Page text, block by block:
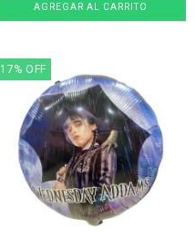
17% OFF